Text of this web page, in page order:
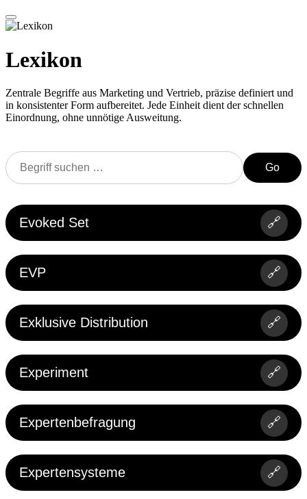
Lexikon
Zentrale Begriffe aus Marketing und Vertrieb, präzise definiert und
in konsistenter Form aufbereitet. Jede Einheit dient der schnellen
Einordnung, ohne unnötige Ausweitung.
Go
Evoked Set 🔗
EVP 🔗
Exklusive Distribution 🔗
Experiment 🔗
Expertenbefragung 🔗
Expertensysteme 🔗